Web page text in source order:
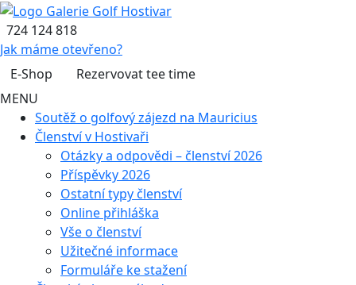
724 124 818
Jak máme otevřeno?
E-Shop
Rezervovat tee time
MENU
Soutěž o golfový zájezd na Mauricius
Členství v Hostivaři
Otázky a odpovědi – členství 2026
Příspěvky 2026
Ostatní typy členství
Online přihláška
Vše o členství
Užitečné informace
Formuláře ke stažení